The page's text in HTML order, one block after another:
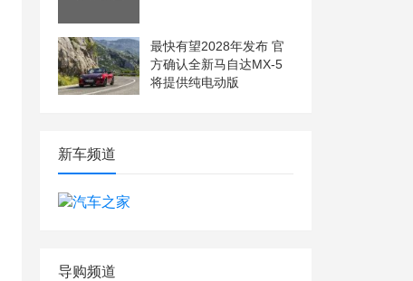
最快有望2028年发布 官
方确认全新马自达MX-5
将提供纯电动版
新车频道
导购频道